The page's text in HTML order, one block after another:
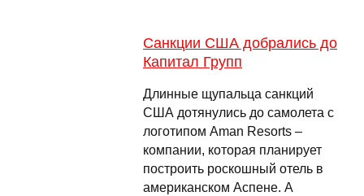
Санкции США добрались до
Капитал Групп
Длинные щупальца санкций
США дотянулись до самолета с
логотипом Aman Resorts –
компании, которая планирует
построить роскошный отель в
американском Аспене. А